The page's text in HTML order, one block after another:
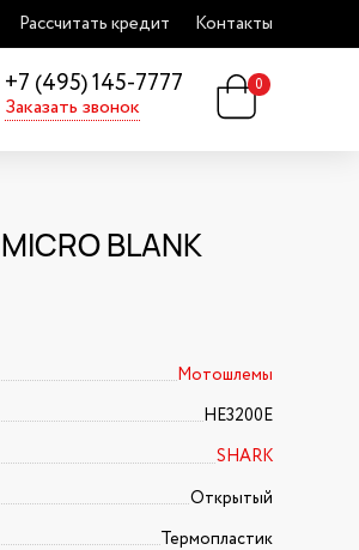
Рассчитать кредит Контакты
+7 (495) 145-7777
Заказать звонок
0
BLANK
Мотошлемы
HE3200E
SHARK
Открытый
Термопластик